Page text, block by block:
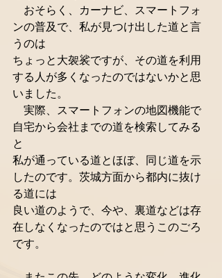
おそらく、カーナビ、スマートフォ
ンの普及で、私が見つけ出した道と言
うのは
ちょっと大袈裟ですが、その道を利用
する人が多くなったのではないかと思
いました。
実際、スマートフォンの地図機能で
自宅から会社までの道を検索してみる
と
私が通っている道とほぼ、同じ道を示
したのです。茨城方面から都内に抜け
る道には
良い道のようで、今や、裏道などは存
在しなくなったのではと思うこのごろ
です。